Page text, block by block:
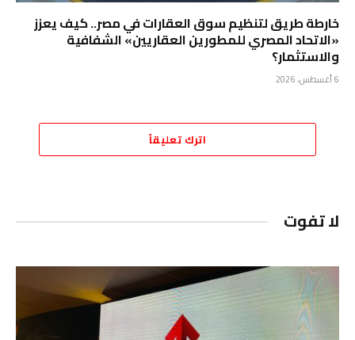
خارطة طريق لتنظيم سوق العقارات في مصر.. كيف يعزز
«الاتحاد المصري للمطورين العقاريين» الشفافية
والاستثمار؟
6 أغسطس، 2026
اترك تعليقاً
لا تفوت